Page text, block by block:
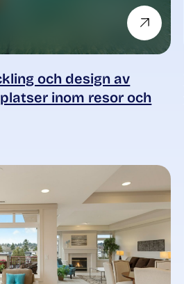
och design av
inom resor och